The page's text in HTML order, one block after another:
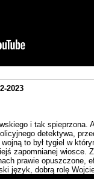
2023
i tak spieprzona.
detektywa,
to był tygiel w
zapomnianej wiosce.
prawie opuszczone,
język, dobrą rolę